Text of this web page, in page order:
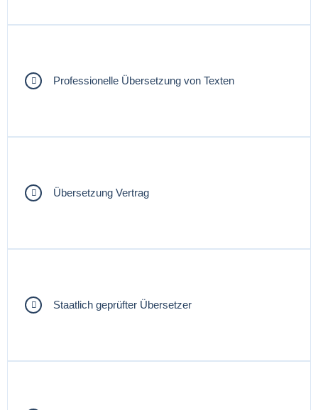
Professionelle Übersetzung von Texten
Übersetzung Vertrag
Staatlich geprüfter Übersetzer